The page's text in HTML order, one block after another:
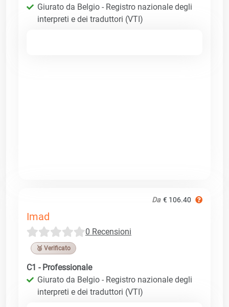
Giurato da Belgio - Registro nazionale degli
interpreti e dei traduttori (VTI)
Da € 106.40
Imad
0 Recensioni
🥉 Verificato
C1 - Professionale
Giurato da Belgio - Registro nazionale degli
interpreti e dei traduttori (VTI)